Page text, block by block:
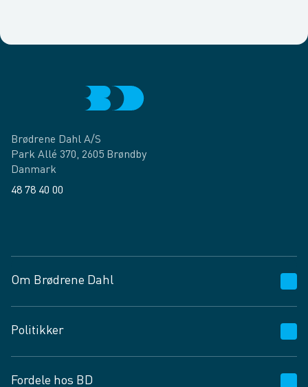
Brødrene Dahl A/S
Park Allé 370, 2605 Brøndby
Danmark
48 78 40 00
Om Brødrene Dahl
Vagttelefon 30 10 89 89
Spørgsmål og svar
Job og karriere
Politikker
Fordele hos BD